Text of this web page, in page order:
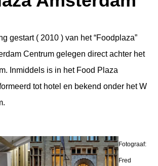
gestart ( 2010 ) van het “Foodplaza”
Centrum gelegen direct achter het
Inmiddels is in het Food Plaza
tot hotel en bekend onder het W
Fotograaf:
Fred